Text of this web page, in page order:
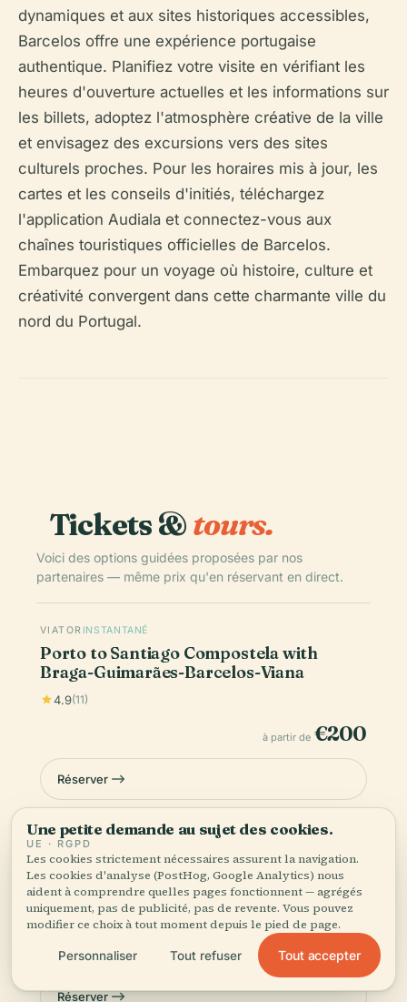
dynamiques et aux sites historiques accessibles,
Barcelos offre une expérience portugaise
authentique. Planifiez votre visite en vérifiant les
heures d'ouverture actuelles et les informations sur
les billets, adoptez l'atmosphère créative de la ville
et envisagez des excursions vers des sites
culturels proches. Pour les horaires mis à jour, les
cartes et les conseils d'initiés, téléchargez
l'application Audiala et connectez-vous aux
chaînes touristiques officielles de Barcelos.
Embarquez pour un voyage où histoire, culture et
créativité convergent dans cette charmante ville du
nord du Portugal.
Tickets &tours.
Voici des options guidées proposées par nos
partenaires — même prix qu'en réservant en direct.
VIATOR INSTANTANÉ
Porto to Santiago Compostela with
Braga-Guimarães-Barcelos-Viana
4.9(11)
à partir de €200
Réserver
VIATOR INSTANTANÉ
Barcelos: Half Day Private Tour from
Porto
4.9
à partir de €151
Réserver
Une petite demande au sujet des cookies.
UE · RGPD
Les cookies strictement nécessaires assurent la navigation.
Les cookies d'analyse (PostHog, Google Analytics) nous
aident à comprendre quelles pages fonctionnent — agrégés
uniquement, pas de publicité, pas de revente. Vous pouvez
modifier ce choix à tout moment depuis le pied de page.
Personnaliser Tout refuser Tout accepter